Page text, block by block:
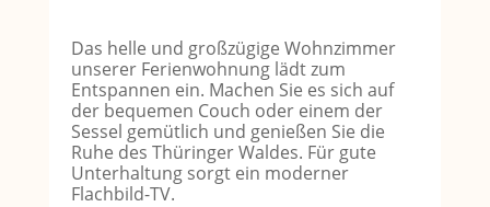
Das helle und großzügige Wohnzimmer
unserer Ferienwohnung lädt zum
Entspannen ein. Machen Sie es sich auf
der bequemen Couch oder einem der
Sessel gemütlich und genießen Sie die
Ruhe des Thüringer Waldes. Für gute
Unterhaltung sorgt ein moderner
Flachbild-TV.